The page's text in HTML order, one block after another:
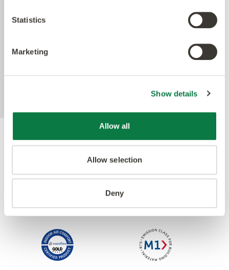
Statistics
Marketing
Show details
Allow all
Allow selection
Deny
hållbara PUR-behandlingen på marknaden. Den
gör våra produkter så naturtrogna som möjligt
men också enkla att underhålla.
Ackrediteringar